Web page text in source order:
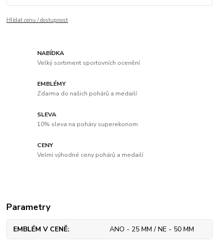
Hlídat cenu / dostupnost
NABÍDKA
Velký sortiment sportovních ocenění
EMBLÉMY
Zdarma do našich pohárů a medailí
SLEVA
10% sleva na poháry superekonom
CENY
Velmi výhodné ceny pohárů a medailí
Parametry
EMBLÉM V CENĚ ANO - 25 MM / NE - 50 MM